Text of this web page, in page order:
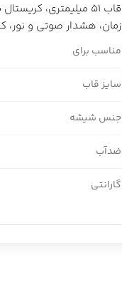
زمان، هشدار صوتی و نور،
مناسب برای
سایز قاب
جنس شیشه
ضدآب
گارانتی